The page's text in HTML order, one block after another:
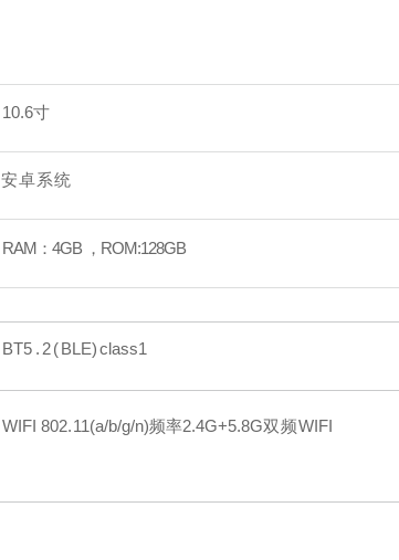
10.6寸
安卓系统
RAM：4GB ，ROM:128GB
BT5 .2(BLE)class1
WIFI 802.11(a/b/g/n)频率2.4G+5.8G双频WIFI